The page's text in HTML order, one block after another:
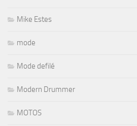
Mike Estes
mode
Mode defilé
Modern Drummer
MOTOS